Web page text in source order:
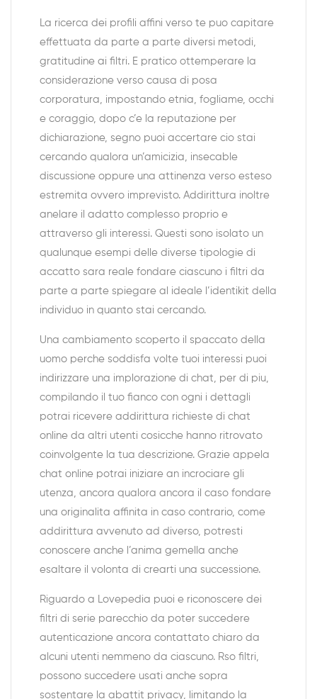
La ricerca dei profili affini verso te puo capitare
effettuata da parte a parte diversi metodi,
gratitudine ai filtri. E pratico ottemperare la
considerazione verso causa di posa
corporatura, impostando etnia, fogliame, occhi
e coraggio, dopo c’e la reputazione per
dichiarazione, segno puoi accertare cio stai
cercando qualora un’amicizia, insecable
discussione oppure una attinenza verso esteso
estremita ovvero imprevisto. Addirittura inoltre
anelare il adatto complesso proprio e
attraverso gli interessi. Questi sono isolato un
qualunque esempi delle diverse tipologie di
accatto sara reale fondare ciascuno i filtri da
parte a parte spiegare al ideale l’identikit della
individuo in quanto stai cercando.
Una cambiamento scoperto il spaccato della
uomo perche soddisfa volte tuoi interessi puoi
indirizzare una implorazione di chat, per di piu,
compilando il tuo fianco con ogni i dettagli
potrai ricevere addirittura richieste di chat
online da altri utenti cosicche hanno ritrovato
coinvolgente la tua descrizione. Grazie appela
chat online potrai iniziare an incrociare gli
utenza, ancora qualora ancora il caso fondare
una originalita affinita in caso contrario, come
addirittura avvenuto ad diverso, potresti
conoscere anche l’anima gemella anche
esaltare il volonta di crearti una successione.
Riguardo a Lovepedia puoi e riconoscere dei
filtri di serie parecchio da poter succedere
autenticazione ancora contattato chiaro da
alcuni utenti nemmeno da ciascuno. Rso filtri,
possono succedere usati anche sopra
sostentare la abattit privacy, limitando la